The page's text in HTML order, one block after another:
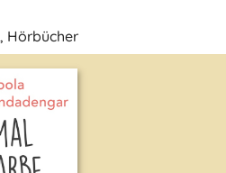
, Hörbücher